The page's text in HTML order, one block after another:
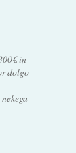
in
dolgo